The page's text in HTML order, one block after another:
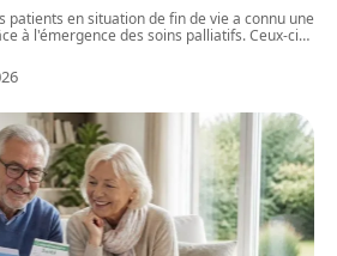
patients en situation de fin de vie a connu une
à l'émergence des soins palliatifs. Ceux-ci…